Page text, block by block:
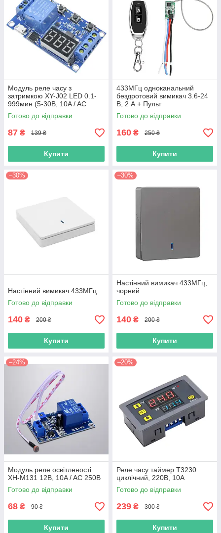
Модуль реле часу з
затримкою XY-J02 LED 0.1-
999мин (5-30В, 10A / AC
250В)
Готово до відправки
87 ₴ 139 ₴
Купити
433МГц одноканальний
бездротовий вимикач 3.6-24
В, 2 А + Пульт
Готово до відправки
160 ₴ 250 ₴
Купити
–30%
Настінний вимикач 433МГц
Готово до відправки
140 ₴ 200 ₴
Купити
–30%
Настінний вимикач 433МГц,
чорний
Готово до відправки
140 ₴ 200 ₴
Купити
–24%
Модуль реле освітленості
XH-M131 12В, 10A / AC 250В
Готово до відправки
68 ₴ 90 ₴
Купити
–20%
Реле часу таймер T3230
циклічний, 220В, 10А
Готово до відправки
239 ₴ 300 ₴
Купити